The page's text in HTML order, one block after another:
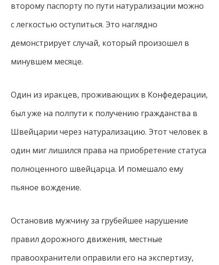
второму паспорту по пути натурализации можно
с легкостью оступиться. Это наглядно
демонстрирует случай, который произошел в
минувшем месяце.
Один из иракцев, проживающих в Конфедерации,
был уже на полпути к получению гражданства в
Швейцарии через натурализацию. Этот человек в
один миг лишился права на приобретение статуса
полноценного швейцарца. И помешало ему
пьяное вождение.
Остановив мужчину за грубейшее нарушение
правил дорожного движения, местные
правоохранители оправили его на экспертизу,